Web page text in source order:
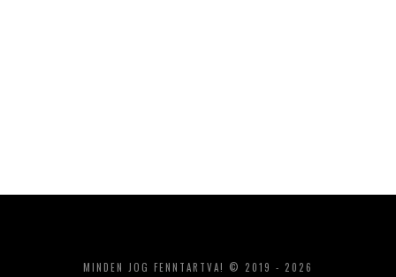
MINDEN JOG FENNTARTVA! © 2019 - 2026